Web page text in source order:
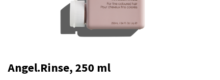
Angel.Rinse, 250 ml